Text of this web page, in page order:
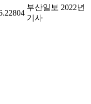
부산일보 2022년
기사